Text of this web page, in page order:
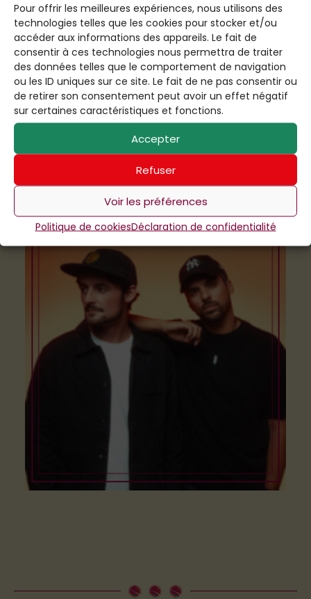
Pour offrir les meilleures expériences, nous utilisons des
technologies telles que les cookies pour stocker et/ou
accéder aux informations des appareils. Le fait de
consentir à ces technologies nous permettra de traiter
des données telles que le comportement de navigation
ou les ID uniques sur ce site. Le fait de ne pas consentir ou
de retirer son consentement peut avoir un effet négatif
sur certaines caractéristiques et fonctions.
Accepter
Refuser
Voir les préférences
Politique de cookiesDéclaration de confidentialité